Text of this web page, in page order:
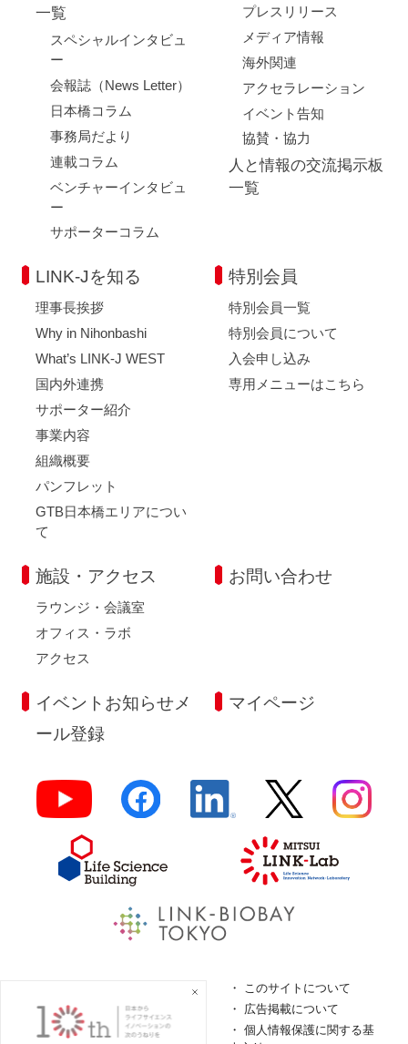
一覧
スペシャルインタビュ
ー
会報誌（News Letter）
日本橋コラム
事務局だより
連載コラム
ベンチャーインタビュ
ー
サポーターコラム
プレスリリース
メディア情報
海外関連
アクセラレーション
イベント告知
協賛・協力
人と情報の交流掲示板
一覧
LINK-Jを知る
理事長挨拶
Why in Nihonbashi
What’s LINK-J WEST
国内外連携
サポーター紹介
事業内容
組織概要
パンフレット
GTB日本橋エリアについ
て
特別会員
特別会員一覧
特別会員について
入会申し込み
専用メニューはこちら
施設・アクセス
ラウンジ・会議室
オフィス・ラボ
アクセス
お問い合わせ
イベントお知らせメ
ール登録
マイページ
このサイトについて
ロゴガイドライン
広告掲載について
特定商取引法に基づく表
個人情報保護に関する基